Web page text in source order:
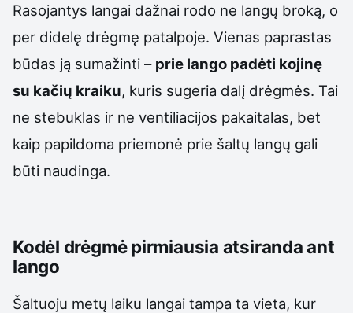
Rasojantys langai dažnai rodo ne langų broką, o
per didelę drėgmę patalpoje. Vienas paprastas
būdas ją sumažinti – prie lango padėti kojinę
su kačių kraiku, kuris sugeria dalį drėgmės. Tai
ne stebuklas ir ne ventiliacijos pakaitalas, bet
kaip papildoma priemonė prie šaltų langų gali
būti naudinga.
Kodėl drėgmė pirmiausia atsiranda ant
lango
Šaltuoju metų laiku langai tampa ta vieta, kur